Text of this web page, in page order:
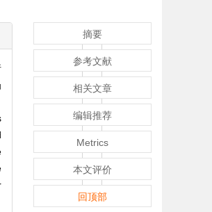
摘要
参考文献
相关文章
编辑推荐
Metrics
本文评价
回顶部